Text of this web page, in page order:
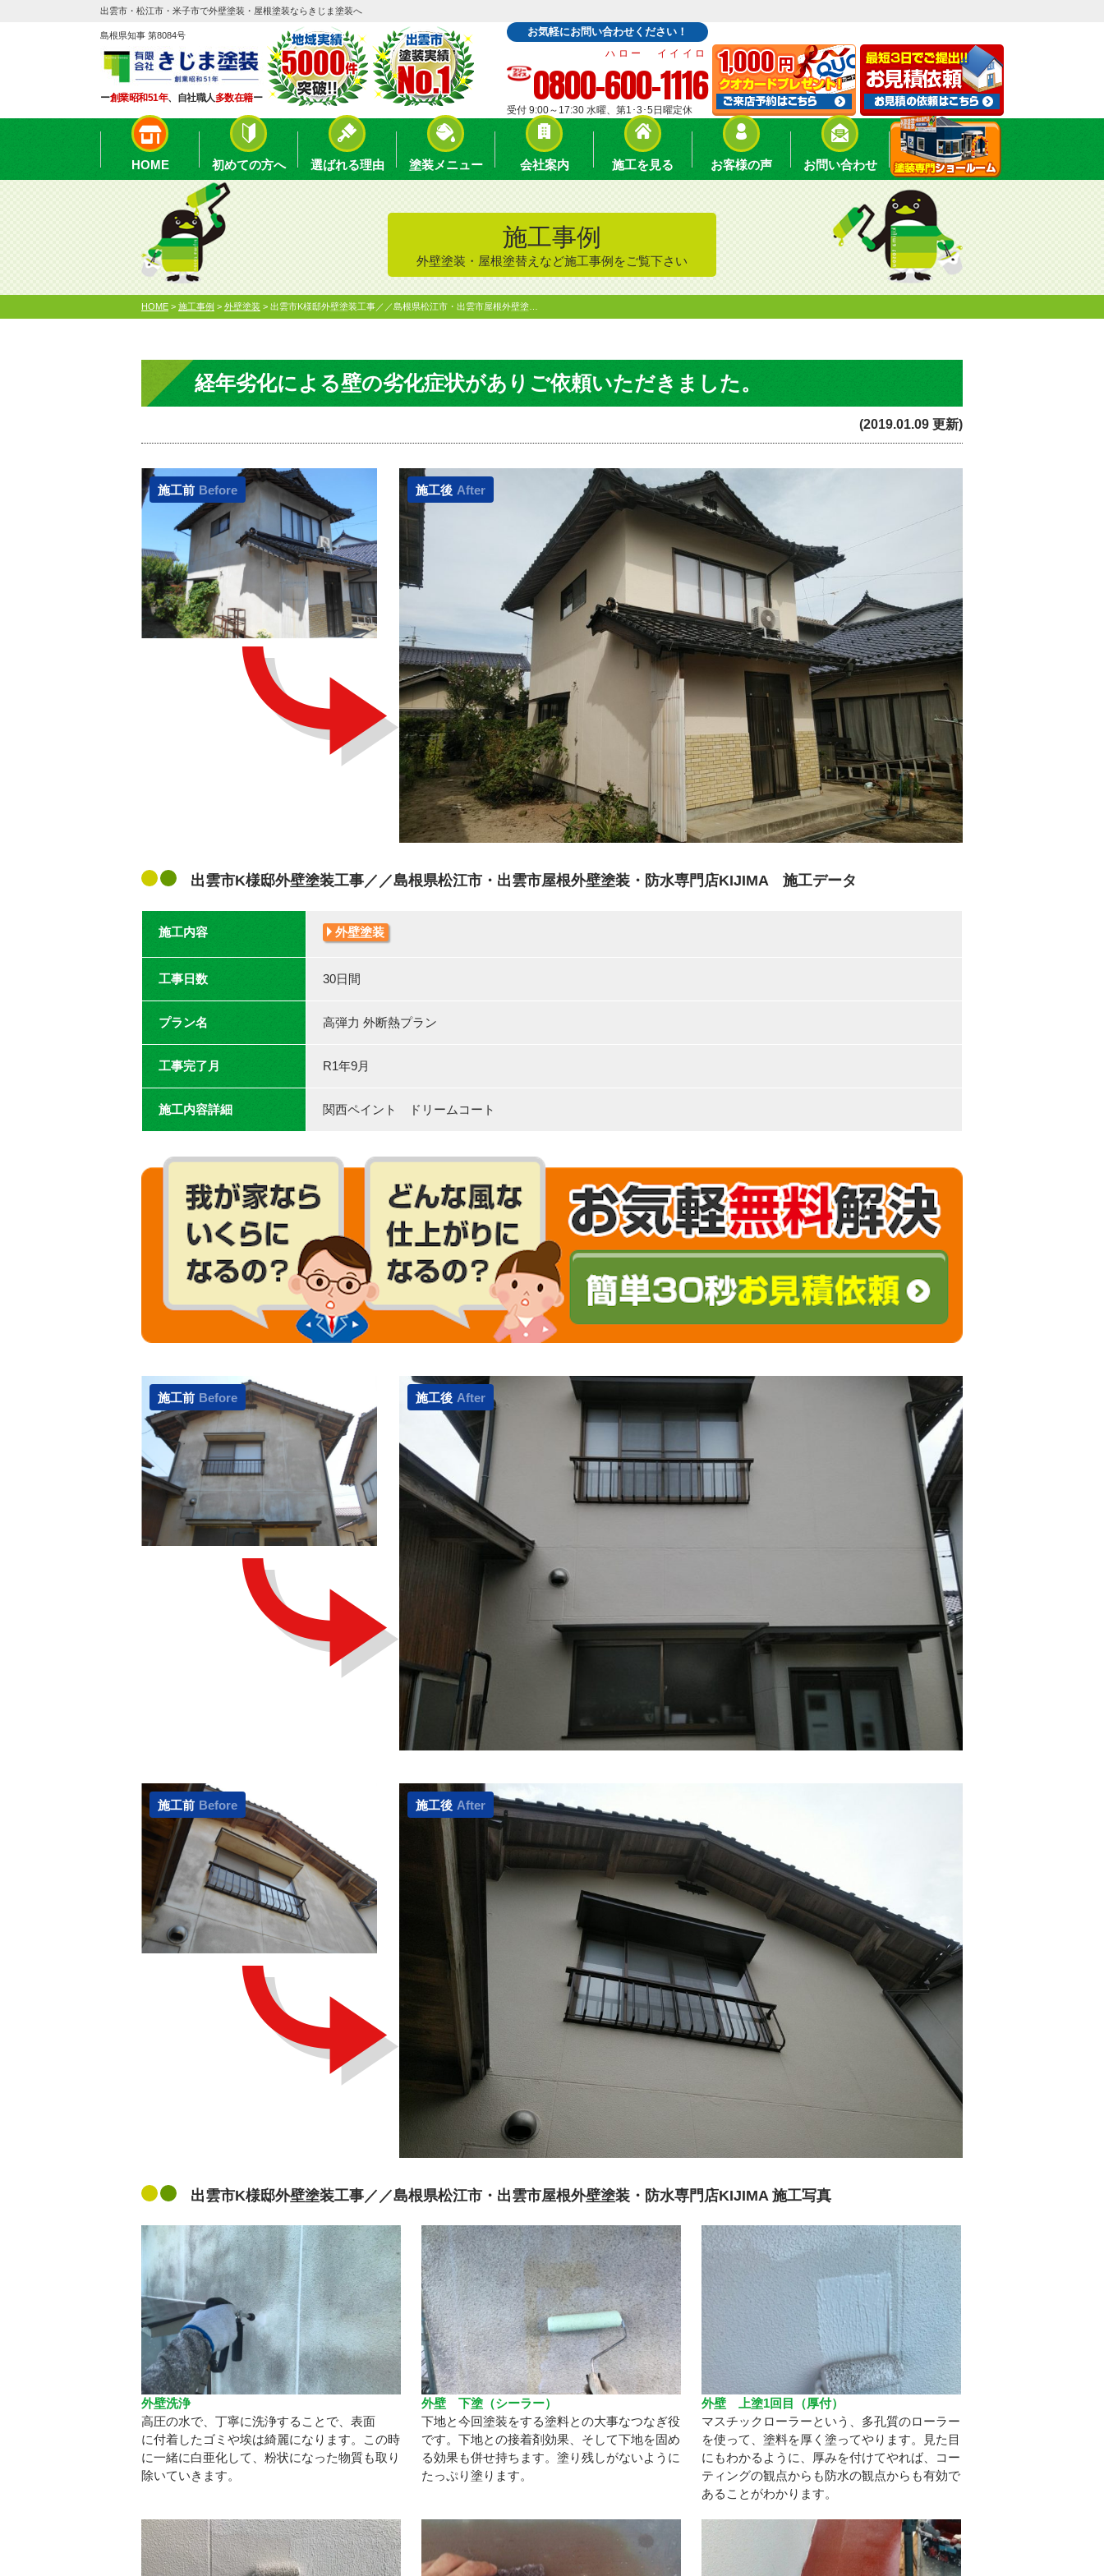
出雲市・松江市・米子市で外壁塗装・屋根塗装ならきじま塗装へ
島根県知事 第8084号
ー創業昭和51年、自社職人多数在籍ー
お気軽にお問い合わせください！
0800-600-1116
ハロー イイイロ
受付 9:00～17:30 水曜、第1･3･5日曜定休
HOME 初めての方へ 選ばれる理由 塗装メニュー 会社案内 施工を見る お客様の声 お問い合わせ
施工事例
外壁塗装・屋根塗替えなど施工事例をご覧下さい
HOME > 施工事例 > 外壁塗装 > 出雲市K様邸外壁塗装工事／／島根県松江市・出雲市屋根外壁塗…
経年劣化による壁の劣化症状がありご依頼いただきました。
(2019.01.09 更新)
施工後 After
施工前 Before
出雲市K様邸外壁塗装工事／／島根県松江市・出雲市屋根外壁塗装・防水専門店KIJIMA 施工データ
施工内容 外壁塗装
工事日数 30日間
プラン名 高弾力 外断熱プラン
工事完了月 R1年9月
施工内容詳細 関西ペイント ドリームコート
施工前 Before 施工後 After
施工前 Before 施工後 After
出雲市K様邸外壁塗装工事／／島根県松江市・出雲市屋根外壁塗装・防水専門店KIJIMA 施工写真
外壁洗浄
高圧の水で、丁寧に洗浄することで、表面
に付着したゴミや埃は綺麗になります。この時
に一緒に白亜化して、粉状になった物質も取り
除いていきます。
外壁 下塗（シーラー）
下地と今回塗装をする塗料との大事なつなぎ役
です。下地との接着剤効果、そして下地を固め
る効果も併せ持ちます。塗り残しがないように
たっぷり塗ります。
外壁 上塗1回目（厚付）
マスチックローラーという、多孔質のローラー
を使って、塗料を厚く塗ってやります。見た目
にもわかるように、厚みを付けてやれば、コー
ティングの観点からも防水の観点からも有効で
あることがわかります。